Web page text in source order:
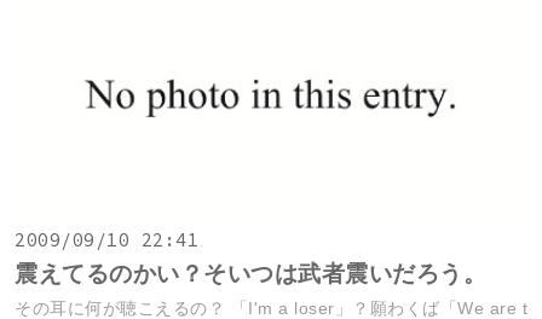
2009/09/10 22:41
震えてるのかい？そいつは武者震いだろう。
その耳に何が聴こえるの？ 「I'm a loser」？願わくば「We are t